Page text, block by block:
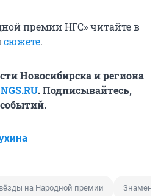
премии НГС» читайте в
сюжете.
Новосибирска и региона
. Подписывайтесь,
на Народной премии